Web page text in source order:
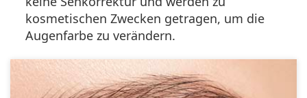
kosmetischen Zwecken getragen, um die
Augenfarbe zu verändern.